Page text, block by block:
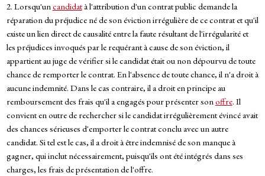
2. Lorsqu'uncandidatà l'attribution d'un contrat public demande la
réparation du préjudice né de son éviction irrégulière de ce contrat et qu'il
existe un lien direct de causalité entre la faute résultant de l'irrégularité et
les préjudices invoqués par le requérant à cause de son éviction, il
appartient au juge de vérifier si le candidat était ou non dépourvu de toute
chance de remporter le contrat. En l'absence de toute chance, il n'a droit à
aucune indemnité. Dans le cas contraire, il a droit en principe au
remboursement des frais qu'il a engagés pour présenter sonoffre. Il
convient en outre de rechercher si le candidat irrégulièrement évincé avait
des chances sérieuses d'emporter le contrat conclu avec un autre
candidat. Si tel est le cas, il a droit à être indemnisé de son manque à
gagner, qui inclut nécessairement, puisqu'ils ont été intégrés dans ses
charges, les frais de présentation de l'offre.